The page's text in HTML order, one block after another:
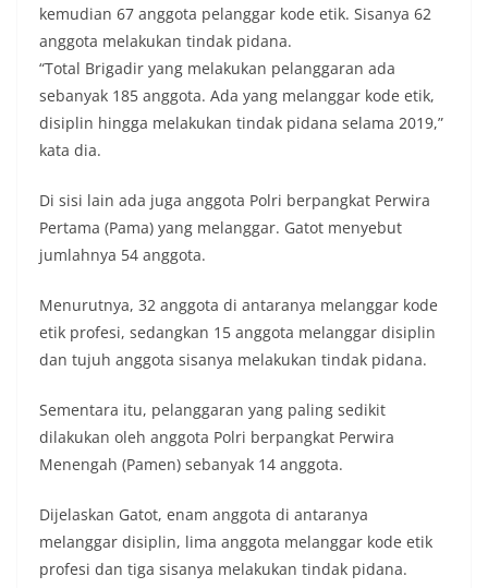
kemudian 67 anggota pelanggar kode etik. Sisanya 62
anggota melakukan tindak pidana.
“Total Brigadir yang melakukan pelanggaran ada
sebanyak 185 anggota. Ada yang melanggar kode etik,
disiplin hingga melakukan tindak pidana selama 2019,”
kata dia.
Di sisi lain ada juga anggota Polri berpangkat Perwira
Pertama (Pama) yang melanggar. Gatot menyebut
jumlahnya 54 anggota.
Menurutnya, 32 anggota di antaranya melanggar kode
etik profesi, sedangkan 15 anggota melanggar disiplin
dan tujuh anggota sisanya melakukan tindak pidana.
Sementara itu, pelanggaran yang paling sedikit
dilakukan oleh anggota Polri berpangkat Perwira
Menengah (Pamen) sebanyak 14 anggota.
Dijelaskan Gatot, enam anggota di antaranya
melanggar disiplin, lima anggota melanggar kode etik
profesi dan tiga sisanya melakukan tindak pidana.